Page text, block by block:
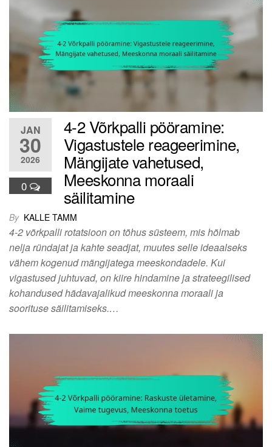
JAN
30
2026
0
4-2 Võrkpalli pööramine:
Vigastustele reageerimine,
Mängijate vahetused,
Meeskonna moraali
säilitamine
By KALLE TAMM
4-2 võrkpalli rotatsioon on tõhus süsteem, mis hõlmab
nelja ründajat ja kahte seadjat, muutes selle ideaalseks
vähem kogenud mängijatega meeskondadele. Kui
vigastused juhtuvad, on kiire hindamine ja strateegilised
kohandused hädavajalikud meeskonna moraali ja
soorituse säilitamiseks.…